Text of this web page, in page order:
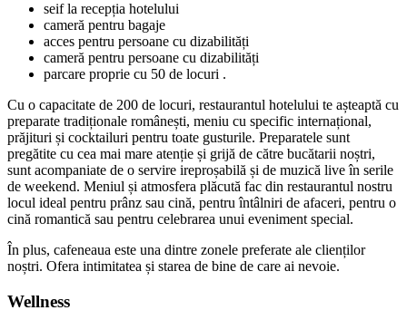
seif la recepția hotelului
cameră pentru bagaje
acces pentru persoane cu dizabilități
cameră pentru persoane cu dizabilități
parcare proprie cu 50 de locuri .
Cu o capacitate de 200 de locuri, restaurantul hotelului te așteaptă cu
preparate tradiționale românești, meniu cu specific internațional,
prăjituri și cocktailuri pentru toate gusturile. Preparatele sunt
pregătite cu cea mai mare atenție și grijă de către bucătarii noștri,
sunt acompaniate de o servire ireproșabilă și de muzică live în serile
de weekend. Meniul și atmosfera plăcută fac din restaurantul nostru
locul ideal pentru prânz sau cină, pentru întâlniri de afaceri, pentru o
cină romantică sau pentru celebrarea unui eveniment special.
În plus, cafeneaua este una dintre zonele preferate ale clienților
noștri. Ofera intimitatea și starea de bine de care ai nevoie.
Wellness